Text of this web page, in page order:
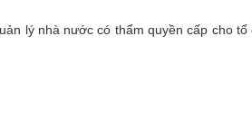
lý nhà nước có thẩm quyền cấp cho tổ